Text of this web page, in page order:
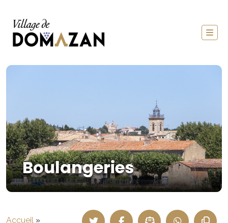
Boulangeries
Accueil »